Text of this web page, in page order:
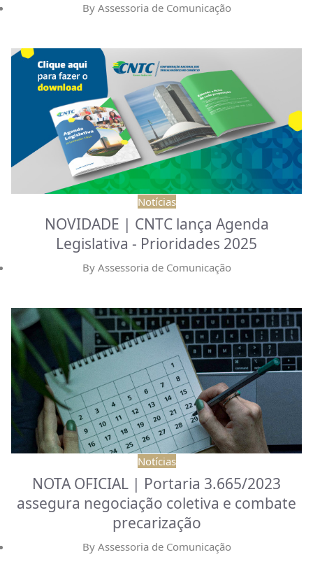
By Assessoria de Comunicação
Notícias
NOVIDADE | CNTC lança Agenda
Legislativa - Prioridades 2025
By Assessoria de Comunicação
Notícias
NOTA OFICIAL | Portaria 3.665/2023
assegura negociação coletiva e combate
precarização
By Assessoria de Comunicação